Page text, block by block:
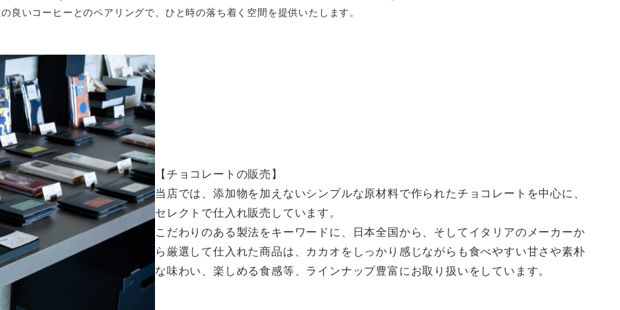
良いコーヒーとのペアリングで、ひと時の落ち着く空間を提供いたします。
【チョコレートの販売】
当店では、添加物を加えないシンプルな原材料で作られたチョコレートを中心に、
セレクトで仕入れ販売しています。
こだわりのある製法をキーワードに、日本全国から、そしてイタリアのメーカーか
ら厳選して仕入れた商品は、カカオをしっかり感じながらも食べやすい甘さや素朴
な味わい、楽しめる食感等、ラインナップ豊富にお取り扱いをしています。